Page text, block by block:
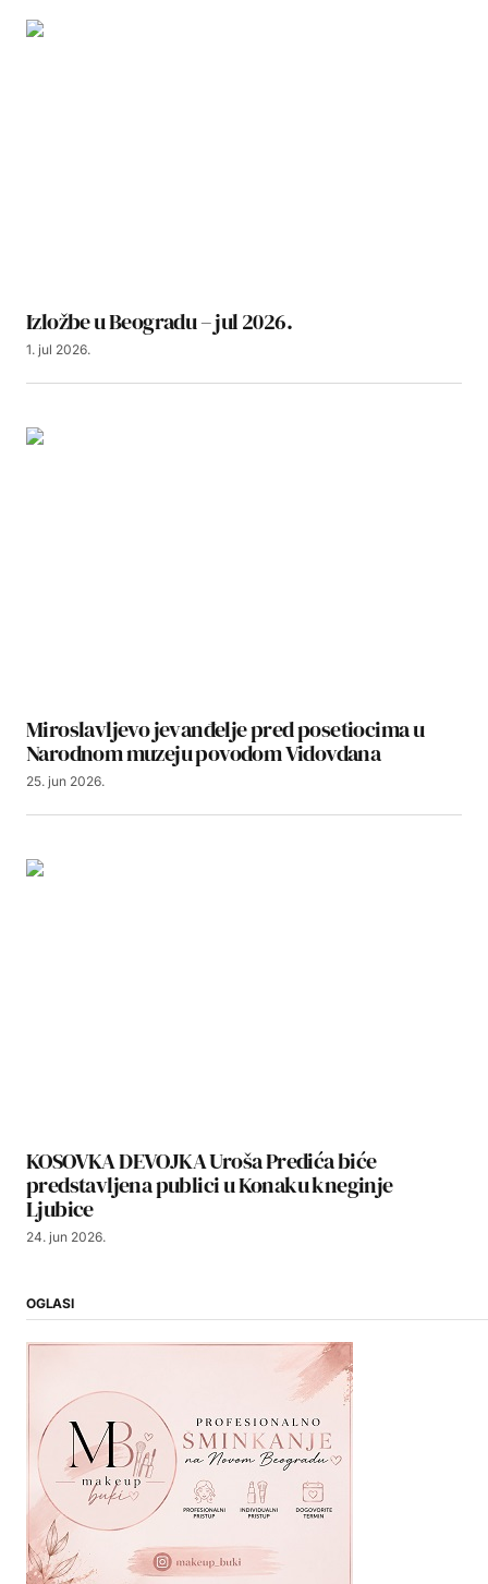
Izložbe u Beogradu – jul 2026.
1. jul 2026.
Miroslavljevo jevanđelje pred posetiocima u
Narodnom muzeju povodom Vidovdana
25. jun 2026.
KOSOVKA DEVOJKA Uroša Predića biće
predstavljena publici u Konaku kneginje
Ljubice
24. jun 2026.
OGLASI